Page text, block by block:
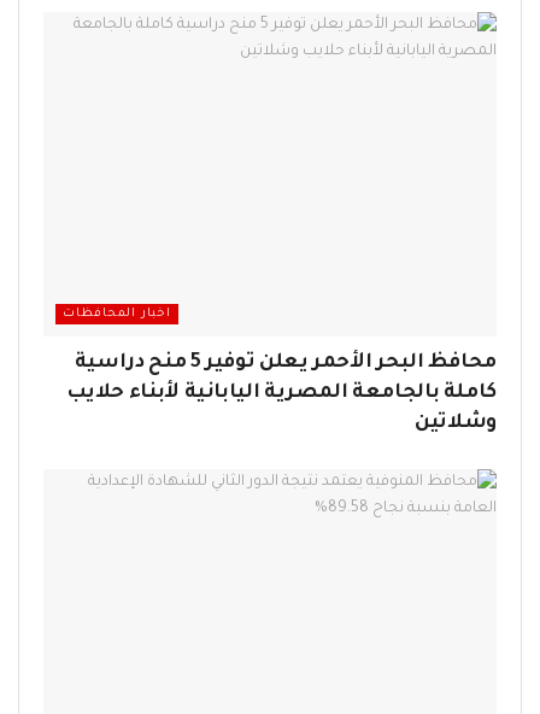
اخبار المحافظات
محافظ البحر الأحمر يعلن توفير 5 منح دراسية
كاملة بالجامعة المصرية اليابانية لأبناء حلايب
وشلاتين